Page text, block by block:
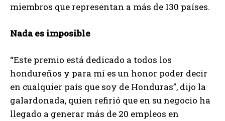
miembros que representan a más de 130 países.
Nada es imposible
“Este premio está dedicado a todos los
hondureños y para mí es un honor poder decir
en cualquier país que soy de Honduras”, dijo la
galardonada, quien refirió que en su negocio ha
llegado a generar más de 20 empleos en